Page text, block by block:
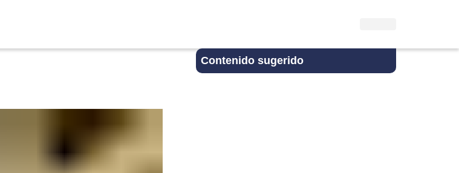
Contenido sugerido